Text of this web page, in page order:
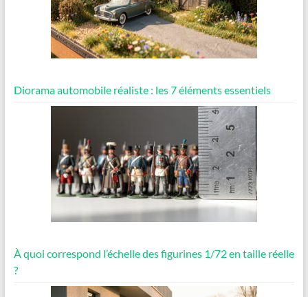
Diorama automobile réaliste : les 7 éléments essentiels
À quoi correspond l’échelle des figurines 1/72 en taille réelle
?